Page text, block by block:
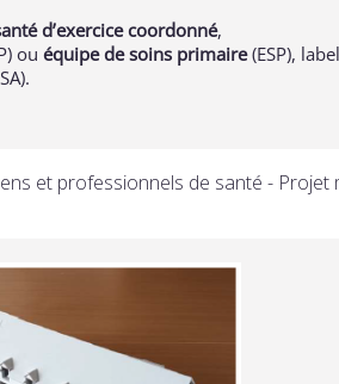
d’exercice coordonné,
ou équipe de soins primaire(ESP),
et professionnels de santé - Projet